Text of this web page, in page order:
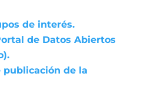
de interés.
de Datos Abiertos
publicación de la